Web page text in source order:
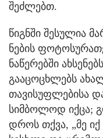
შეძლებთ.
წიგნ­ში შე­სუ­ლია
ნე­ბის
ნა­წე­რებ­ში
გა­ა­ცო­ცხლებს
თა­ვი­სუფ­ლე­ბი­სა
სიმ­ბო­ლოდ იქცა;
დროს თქვა, „მე იქ